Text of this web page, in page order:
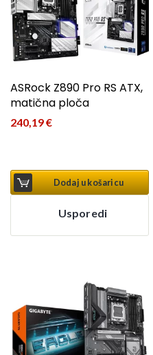
ASRock Z890 Pro RS ATX,
matična ploča
240,19€
Dodaj u košaricu
Usporedi